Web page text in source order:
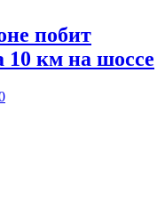
побит
10 км на шоссе